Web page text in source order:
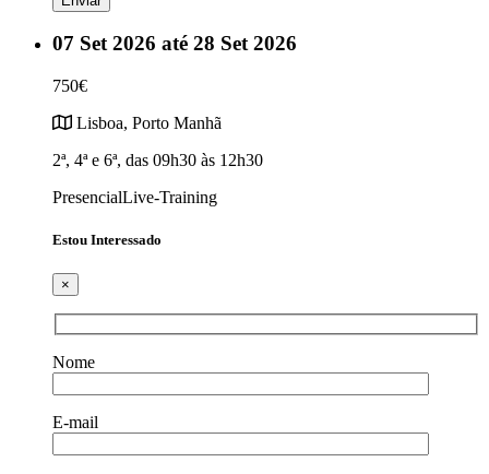
07 Set 2026 até 28 Set 2026
750€
Lisboa, Porto Manhã
2ª, 4ª e 6ª, das 09h30 às 12h30
PresencialLive-Training
Estou Interessado
×
Nome
E-mail